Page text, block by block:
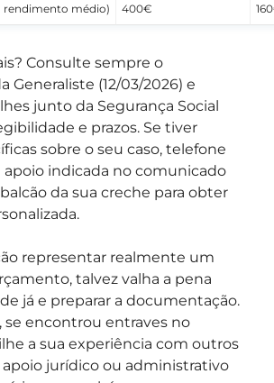
rendimento médio) 400€
Consulte sempre o
Generaliste (12/03/2026) e
junto da Segurança Social
e prazos. Se tiver
sobre o seu caso, telefone
apoio indicada no comunicado
da sua creche para obter
representar realmente um
talvez valha a pena
já e preparar a documentação.
se encontrou entraves no
a sua experiência com outros
apoio jurídico ou administrativo